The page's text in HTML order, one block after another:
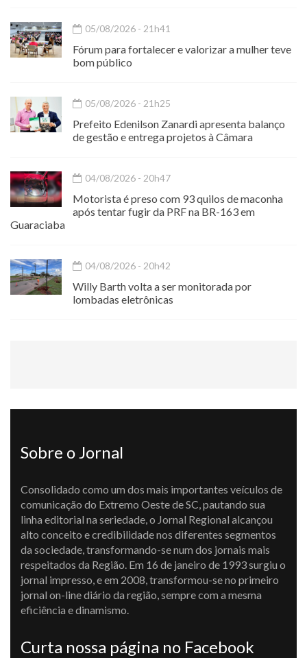
05/08/2026 - 21h41
Fórum para fortalecer e valorizar a mulher teve
bom público
05/08/2026 - 21h25
Prefeito Edenilson Zanardi apresenta balanço
de gestão e entrega projetos à Câmara
04/08/2026 - 20h47
Motorista é preso com 93 quilos de maconha
após tentar fugir da PRF na BR-163 em
Guaraciaba
04/08/2026 - 20h42
Willy Barth volta a ser monitorada por
lombadas eletrônicas
Sobre o Jornal
Consolidado como um dos mais importantes veículos de
comunicação do Extremo Oeste de SC, pautando sua
linha editorial na seriedade, o Jornal Regional alcançou
alto conceito e credibilidade nos diferentes segmentos
da sociedade, transformando-se num dos jornais mais
respeitados da Região. Em 16 de janeiro de 1993 surgiu o
jornal impresso, e em 2008, transformou-se no primeiro
jornal on-line diário da região, sempre com a mesma
eficiência e dinamismo.
Curta nossa página no Facebook